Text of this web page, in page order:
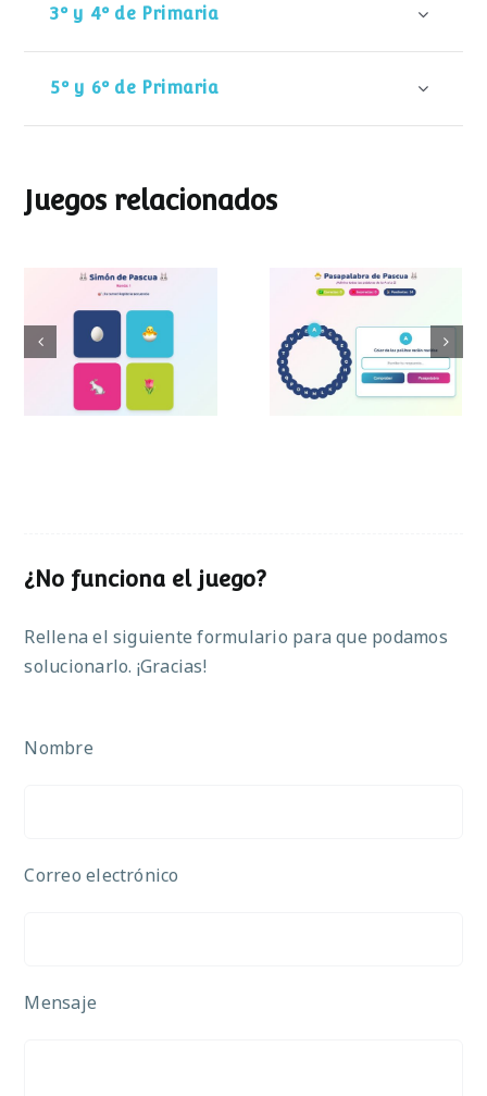
3º y 4º de Primaria
5º y 6º de Primaria
Juegos relacionados
Simon de Pascua
Pasapalabra de
Pascua
¿No funciona el juego?
Rellena el siguiente formulario para que podamos
solucionarlo. ¡Gracias!
Nombre
Correo electrónico
Mensaje